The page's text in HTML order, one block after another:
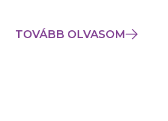
TOVÁBB OLVASOM